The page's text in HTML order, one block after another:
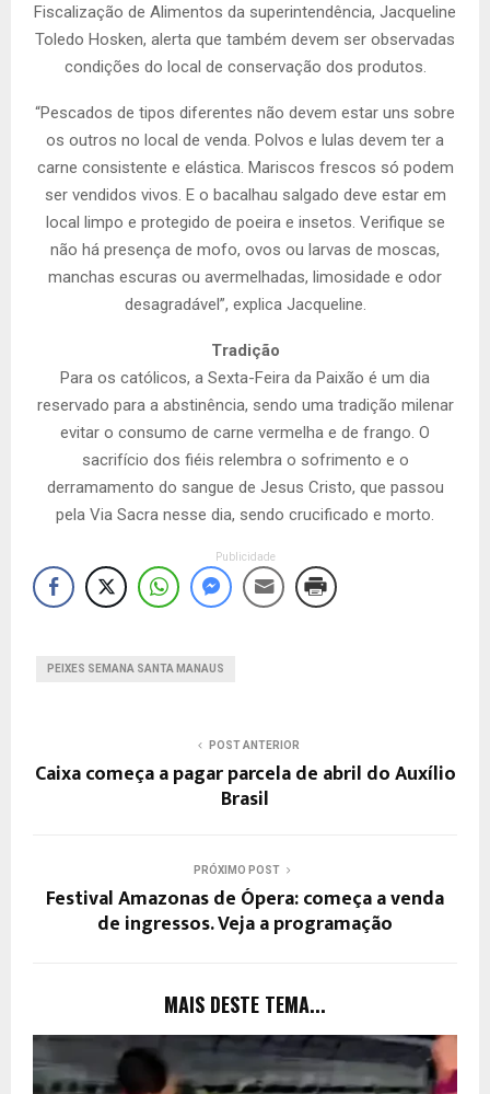
Fiscalização de Alimentos da superintendência, Jacqueline
Toledo Hosken, alerta que também devem ser observadas
condições do local de conservação dos produtos.
“Pescados de tipos diferentes não devem estar uns sobre
os outros no local de venda. Polvos e lulas devem ter a
carne consistente e elástica. Mariscos frescos só podem
ser vendidos vivos. E o bacalhau salgado deve estar em
local limpo e protegido de poeira e insetos. Verifique se
não há presença de mofo, ovos ou larvas de moscas,
manchas escuras ou avermelhadas, limosidade e odor
desagradável”, explica Jacqueline.
Tradição
Para os católicos, a Sexta-Feira da Paixão é um dia
reservado para a abstinência, sendo uma tradição milenar
evitar o consumo de carne vermelha e de frango. O
sacrifício dos fiéis relembra o sofrimento e o
derramamento do sangue de Jesus Cristo, que passou
pela Via Sacra nesse dia, sendo crucificado e morto.
Publicidade
PEIXES SEMANA SANTA MANAUS
POST ANTERIOR
Caixa começa a pagar parcela de abril do Auxílio
Brasil
PRÓXIMO POST
Festival Amazonas de Ópera: começa a venda
de ingressos. Veja a programação
MAIS DESTE TEMA...